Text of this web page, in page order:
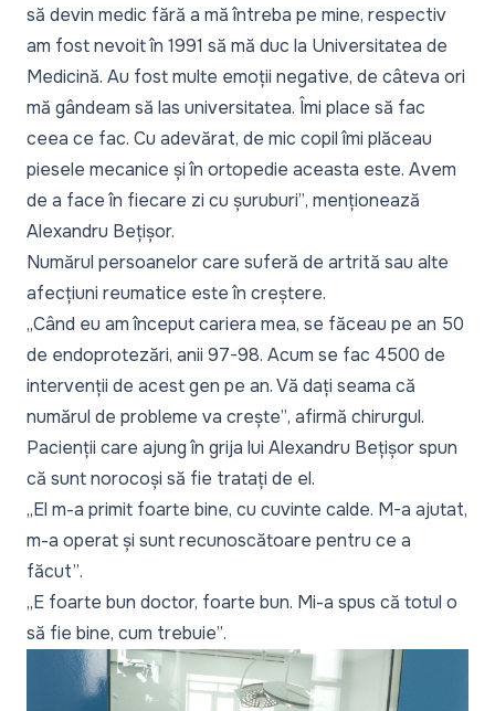
să devin medic fără a mă întreba pe mine, respectiv
am fost nevoit în 1991 să mă duc la Universitatea de
Medicină. Au fost multe emoții negative, de câteva ori
mă gândeam să las universitatea. Îmi place să fac
ceea ce fac. Cu adevărat, de mic copil îmi plăceau
piesele mecanice și în ortopedie aceasta este. Avem
de a face în fiecare zi cu șuruburi”, menționează
Alexandru Bețișor.
Numărul persoanelor care suferă de artrită sau alte
afecțiuni reumatice este în creștere.
„Când eu am început cariera mea, se făceau pe an 50
de endoprotezări, anii 97-98. Acum se fac 4500 de
intervenții de acest gen pe an. Vă dați seama că
numărul de probleme va crește”, afirmă chirurgul.
Pacienții care ajung în grija lui Alexandru Bețișor spun
că sunt norocoși să fie tratați de el.
„El m-a primit foarte bine, cu cuvinte calde. M-a ajutat,
m-a operat și sunt recunoscătoare pentru ce a
făcut”.
„E foarte bun doctor, foarte bun. Mi-a spus că totul o
să fie bine, cum trebuie”.